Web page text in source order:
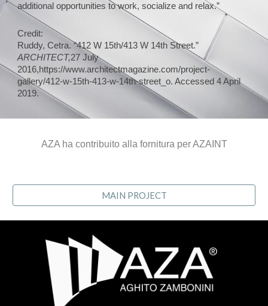
additional opportunities to work, socialize and relax.”
Credit:
Ruddy, Cetra. “412 W 15th/413 W 14th Street.”
ARCHITECT,27 July
2016,https://www.architectmagazine.com/project-
gallery/412-w-15th-413-w-14th-street_o. Accessed 4 April
2019.
AZA ha contribuito alla fornitura per AZAINT
MAIN PROJECT